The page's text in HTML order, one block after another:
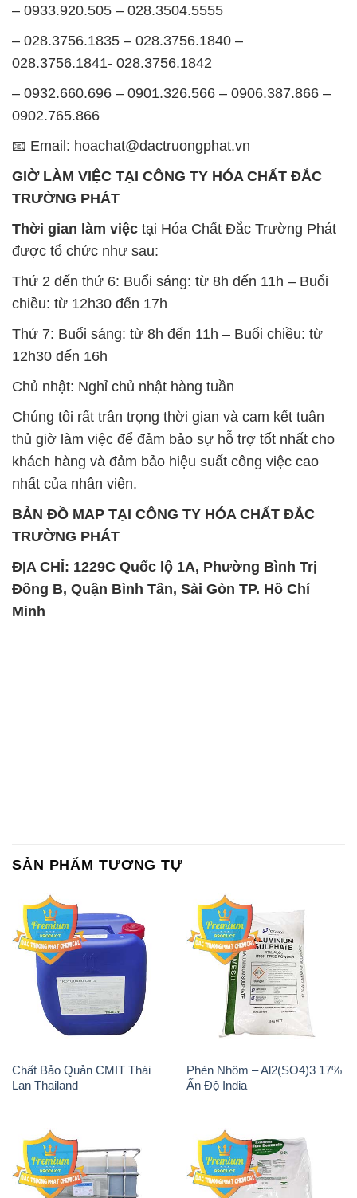
– 0933.920.505 – 028.3504.5555
– 028.3756.1835 – 028.3756.1840 –
028.3756.1841- 028.3756.1842
– 0932.660.696 – 0901.326.566 – 0906.387.866 –
0902.765.866
📧 Email: hoachat@dactruongphat.vn
GIỜ LÀM VIỆC TẠI CÔNG TY HÓA CHẤT ĐẮC
TRƯỜNG PHÁT
Thời gian làm việc tại Hóa Chất Đắc Trường Phát
được tổ chức như sau:
Thứ 2 đến thứ 6: Buổi sáng: từ 8h đến 11h – Buổi
chiều: từ 12h30 đến 17h
Thứ 7: Buổi sáng: từ 8h đến 11h – Buổi chiều: từ
12h30 đến 16h
Chủ nhật: Nghỉ chủ nhật hàng tuần
Chúng tôi rất trân trọng thời gian và cam kết tuân
thủ giờ làm việc để đảm bảo sự hỗ trợ tốt nhất cho
khách hàng và đảm bảo hiệu suất công việc cao
nhất của nhân viên.
BẢN ĐỒ MAP TẠI CÔNG TY HÓA CHẤT ĐẮC
TRƯỜNG PHÁT
ĐỊA CHỈ: 1229C Quốc lộ 1A, Phường Bình Trị
Đông B, Quận Bình Tân, Sài Gòn TP. Hồ Chí
Minh
SẢN PHẨM TƯƠNG TỰ
Chất Bảo Quản CMIT Thái
Lan Thailand
Phèn Nhôm – Al2(SO4)3 17%
Ấn Độ India